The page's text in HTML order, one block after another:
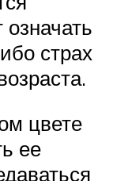
страх
цвете
ее